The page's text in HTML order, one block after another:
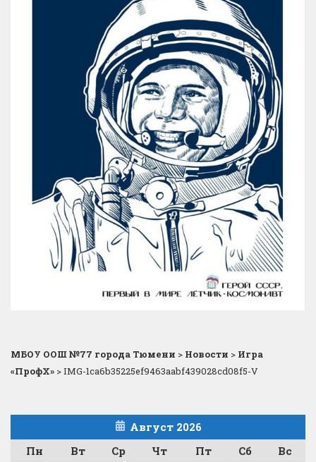
МБОУ ООШ №77 города Тюмени > Новости > Игра
«ПрофХ» >IMG-1ca6b35225ef9463aabf439028cd08f5-V
Август 2026
Пн
Вт Ср Чт Пт Сб
Вс